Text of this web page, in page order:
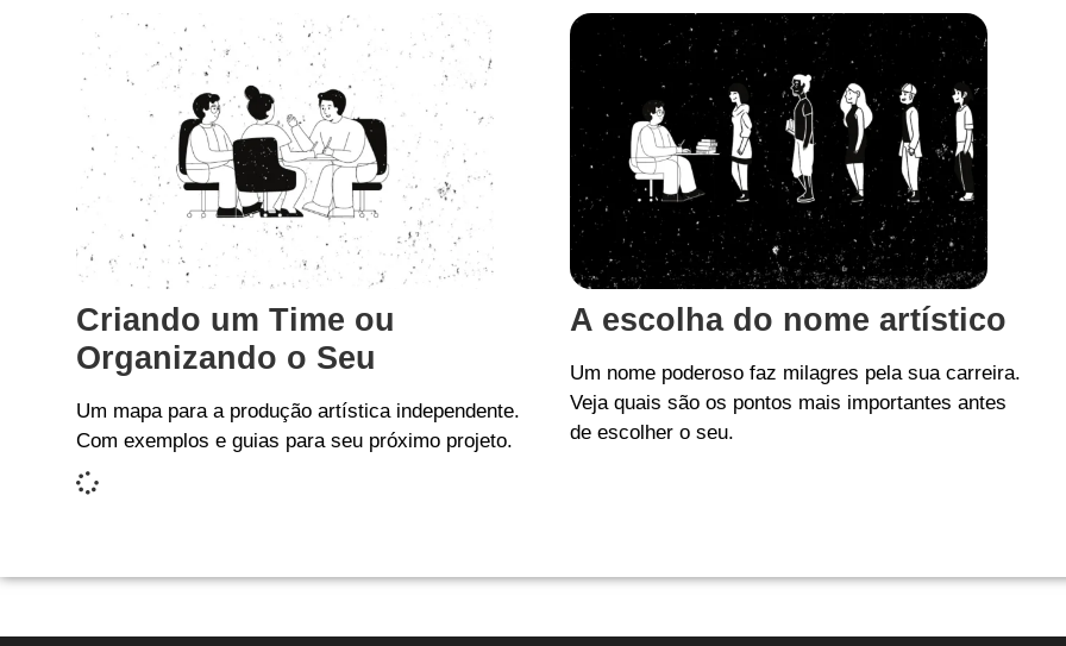
Criando um Time ou
Organizando o Seu
Um mapa para a produção artística independente.
Com exemplos e guias para seu próximo projeto.
A escolha do nome artístico
Um nome poderoso faz milagres pela sua carreira.
Veja quais são os pontos mais importantes antes
de escolher o seu.